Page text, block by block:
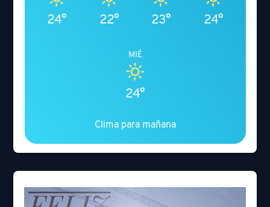
24° 22° 23° 24°
MIÉ
24°
Clima para mañana